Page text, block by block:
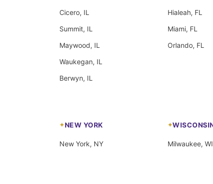
Cicero, IL
Summit, IL
Maywood, IL
Waukegan, IL
Berwyn, IL
Hialeah, FL
Miami, FL
Orlando, FL
NEW YORK
New York, NY Milwaukee, WI